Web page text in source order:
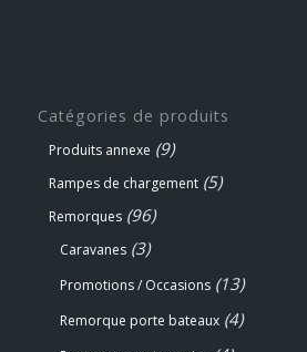
Catégories de produits
Produits annexe (9)
Rampes de chargement (5)
Remorques (96)
Caravanes (3)
Promotions / Occasions (13)
Remorque porte bateaux (4)